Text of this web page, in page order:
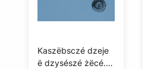
Kaszëbsczé dzeje
ë dzysészé żëcé.